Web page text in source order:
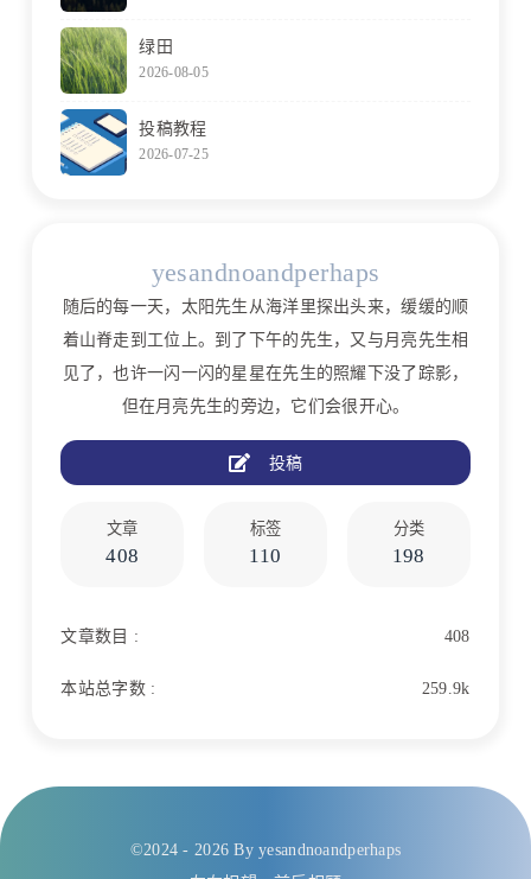
绿田
2026-08-05
投稿教程
2026-07-25
yesandnoandperhaps
随后的每一天，太阳先生从海洋里探出头来，缓缓的顺
着山脊走到工位上。到了下午的先生，又与月亮先生相
见了，也许一闪一闪的星星在先生的照耀下没了踪影，
但在月亮先生的旁边，它们会很开心。
投稿
文章
408
标签
110
分类
198
文章数目 : 408
本站总字数 : 259.9k
©2024 - 2026 By yesandnoandperhaps